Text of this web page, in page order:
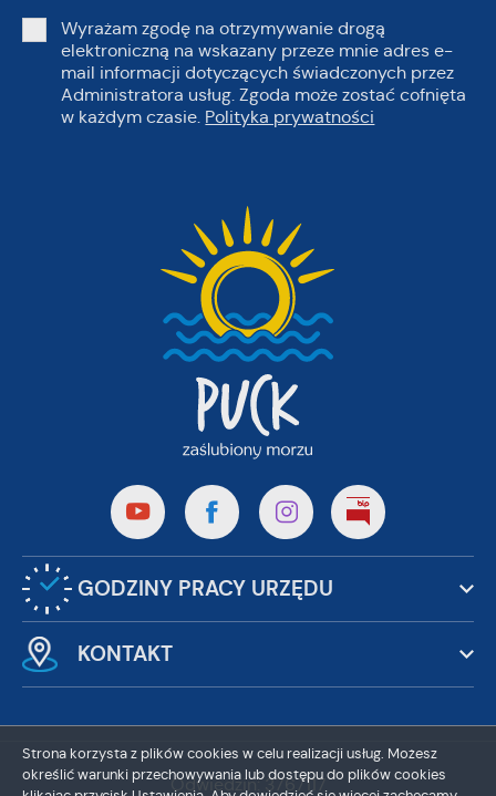
Wyrażam zgodę na otrzymywanie drogą
elektroniczną na wskazany przeze mnie adres e-
mail informacji dotyczących świadczonych przez
Administratora usług. Zgoda może zostać cofnięta
w każdym czasie. Polityka prywatności
GODZINY PRACY URZĘDU
KONTAKT
Odwiedzin: 3767117
Strona korzysta z plików cookies w celu realizacji usług. Możesz
określić warunki przechowywania lub dostępu do plików cookies